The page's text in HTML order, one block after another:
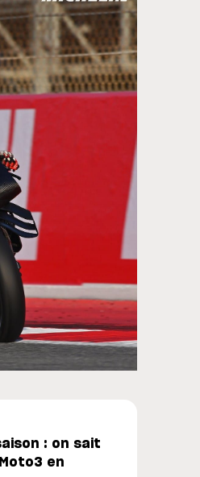
Zarco évite l'opération et
septembre
: on sait
en